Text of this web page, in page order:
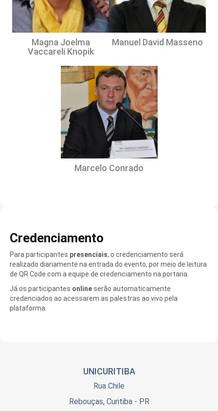
Magna Joelma
Vaccareli Knopik
Manuel David Masseno
Marcelo Conrado
Credenciamento
Para participantes presenciais, o credenciamento será
realizado diariamente na entrada do evento, por meio de leitura
de QR Code com a equipe de credenciamento na portaria.
Já os participantes onlineserão automaticamente
credenciados ao acessarem as palestras ao vivo pela
plataforma.
UNICURITIBA
Rua Chile
Rebouças, Curitiba - PR